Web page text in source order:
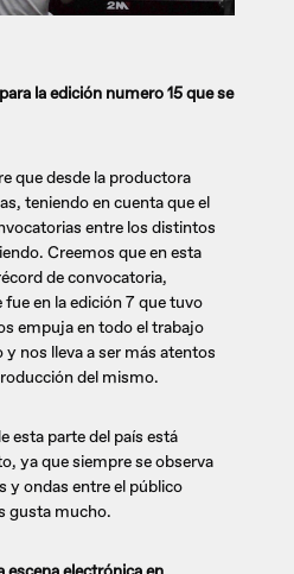
la edición numero 15 que se
que desde la productora
teniendo en cuenta que el
entre los distintos
Creemos que en esta
de convocatoria,
en la edición 7 que tuvo
empuja en todo el trabajo
nos lleva a ser más atentos
del mismo.
esta parte del país está
ya que siempre se observa
y ondas entre el público
gusta mucho.